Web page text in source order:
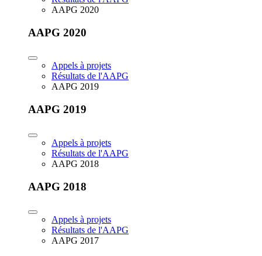
AAPG 2020
AAPG 2020
Appels à projets
Résultats de l'AAPG
AAPG 2019
AAPG 2019
Appels à projets
Résultats de l'AAPG
AAPG 2018
AAPG 2018
Appels à projets
Résultats de l'AAPG
AAPG 2017